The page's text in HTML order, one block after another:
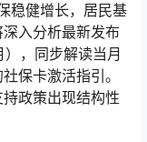
稳健增长，居民基
入分析最新发布
，同步解读当月
保卡激活指引。
政策出现结构性